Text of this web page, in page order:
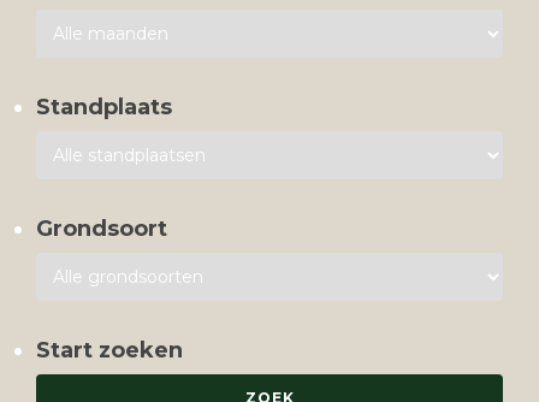
Standplaats
Grondsoort
Start zoeken